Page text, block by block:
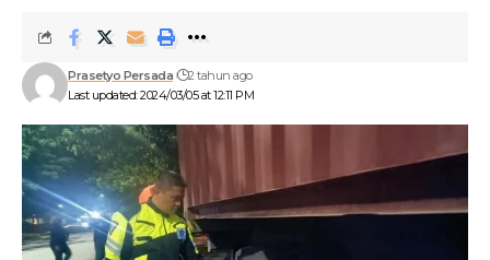
Last updated: 2024/03/05 at 12:11 PM
Prasetyo Persada 2 tahun ago